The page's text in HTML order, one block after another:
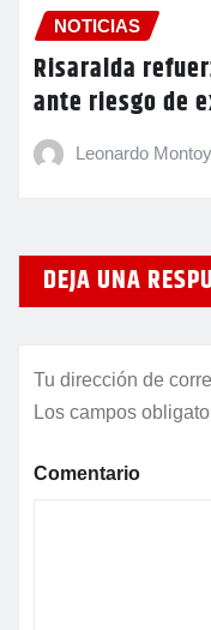
NOTICIAS
Risaralda
ante riesgo de
Leonardo
DEJA UNA
Tu dirección de
Los campos
Comentario